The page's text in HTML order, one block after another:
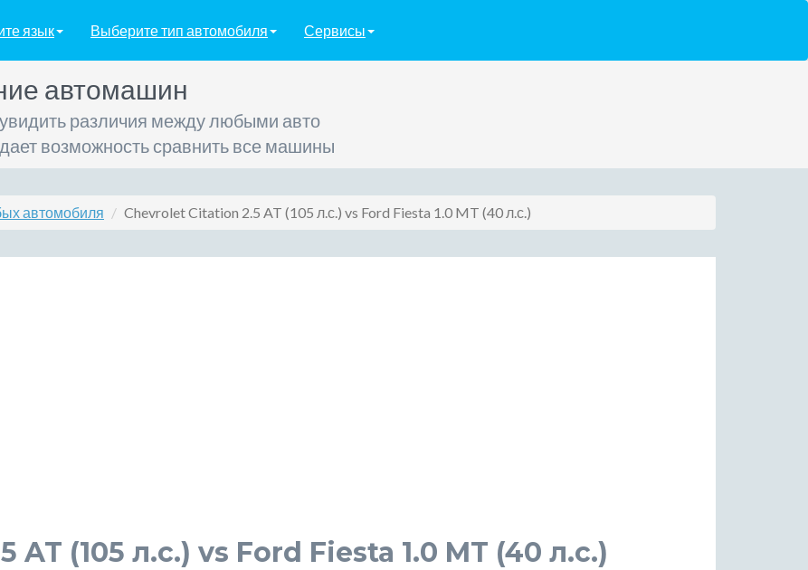
язык Выберите тип автомобиля Сервисы
автомашин
различия между любыми авто
возможность сравнить все машины
автомобиля Chevrolet Citation 2.5 AT (105 л.с.) vs Ford Fiesta 1.0 MT (40 л.с.)
(105 л.с.) vs Ford Fiesta 1.0 MT (40 л.с.)